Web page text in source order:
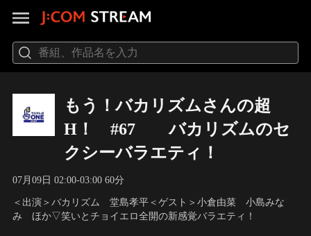
もう！バカリズムさんの超
H！ #67 バカリズムのセ
クシーバラエティ！
07月09日 02:00-03:00 60分
＜出演＞バカリズム 堂島孝平＜ゲスト＞小倉由菜 小島みな
み ほか▽笑いとチョイエロ全開の新感覚バラエティ！